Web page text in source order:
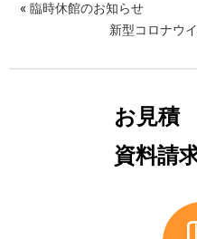
«臨時休館のお知らせ
新型コロナウ
お見積
資料請